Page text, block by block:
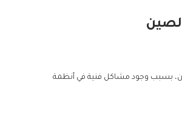
بسبب وجود مشاكل فنية في أنظمة